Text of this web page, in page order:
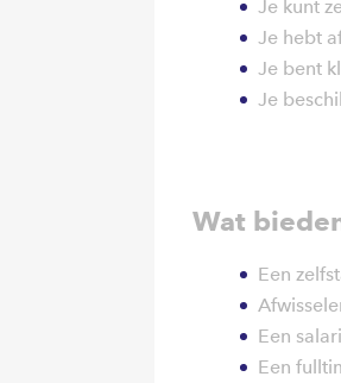
Je kunt
Je hebt
Je bent
Je
Wat
Een
Een
Een